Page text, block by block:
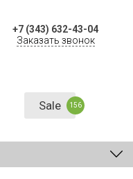
+7 (343) 632-43-04
Заказать звонок
Sale 156